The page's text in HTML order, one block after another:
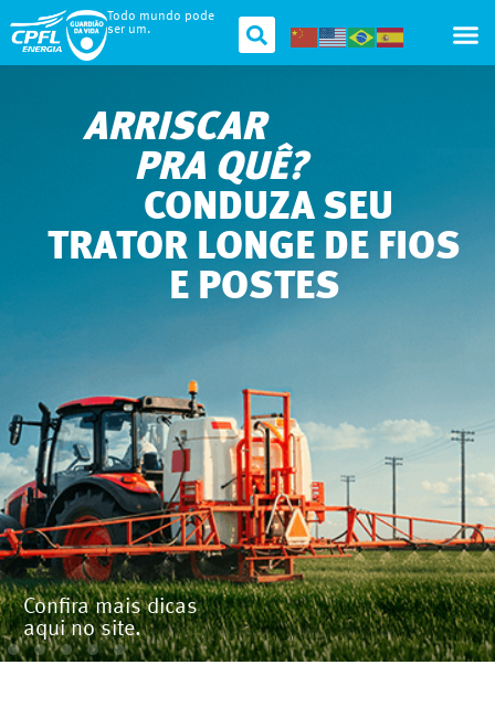
Todo mundo pode
ser um.
ARRISCAR
PRA QUÊ?
CONDUZA SEU
TRATOR LONGE DE FIOS
E POSTES
Confira mais dicas
aqui no site.